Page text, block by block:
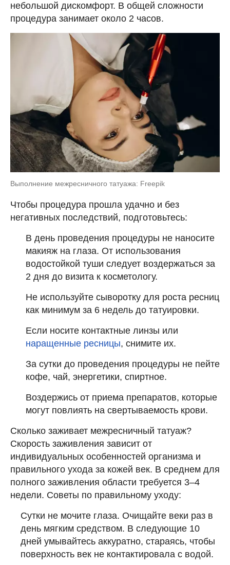
небольшой дискомфорт. В общей сложности
процедура занимает около 2 часов.
Выполнение межресничного татуажа: Freepik
Чтобы процедура прошла удачно и без
негативных последствий, подготовьтесь:
В день проведения процедуры не наносите
макияж на глаза. От использования
водостойкой туши следует воздержаться за
2 дня до визита к косметологу.
Не используйте сыворотку для роста ресниц
как минимум за 6 недель до татуировки.
Если носите контактные линзы или
наращенные ресницы, снимите их.
За сутки до проведения процедуры не пейте
кофе, чай, энергетики, спиртное.
Воздержись от приема препаратов, которые
могут повлиять на свертываемость крови.
Сколько заживает межресничный татуаж?
Скорость заживления зависит от
индивидуальных особенностей организма и
правильного ухода за кожей век. В среднем для
полного заживления области требуется 3–4
недели. Советы по правильному уходу:
Сутки не мочите глаза. Очищайте веки раз в
день мягким средством. В следующие 10
дней умывайтесь аккуратно, стараясь, чтобы
поверхность век не контактировала с водой.